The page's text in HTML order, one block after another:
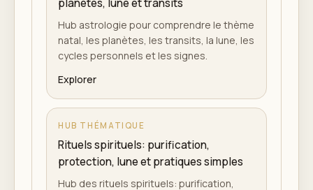
planètes, lune et transits
Hub astrologie pour comprendre le thème
natal, les planètes, les transits, la lune, les
cycles personnels et les signes.
Explorer
HUB THÉMATIQUE
Rituels spirituels: purification,
protection, lune et pratiques simples
Hub des rituels spirituels: purification,